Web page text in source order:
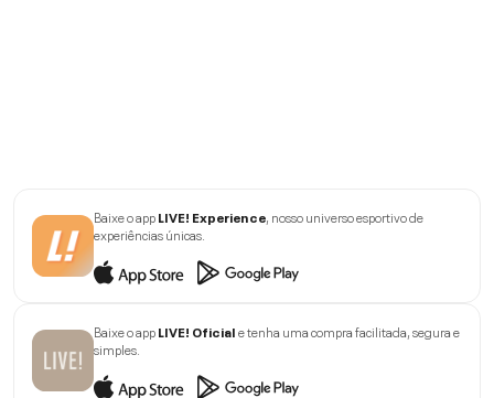
Baixe o appLIVE! Experience , nosso universo esportivo de
experiências únicas.
Baixe o appLIVE! Oficiale tenha uma compra facilitada, segura e
simples.